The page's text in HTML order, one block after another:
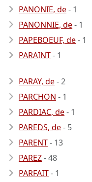
PANONIE, de- 1
PANONNIE, de- 1
PAPEBOEUF, de- 1
PARAINT- 1
PARAY, de- 2
PARCHON - 1
PARDIAC, de- 1
PAREDS, de- 5
PARENT- 13
PAREZ- 48
PARFAIT- 1